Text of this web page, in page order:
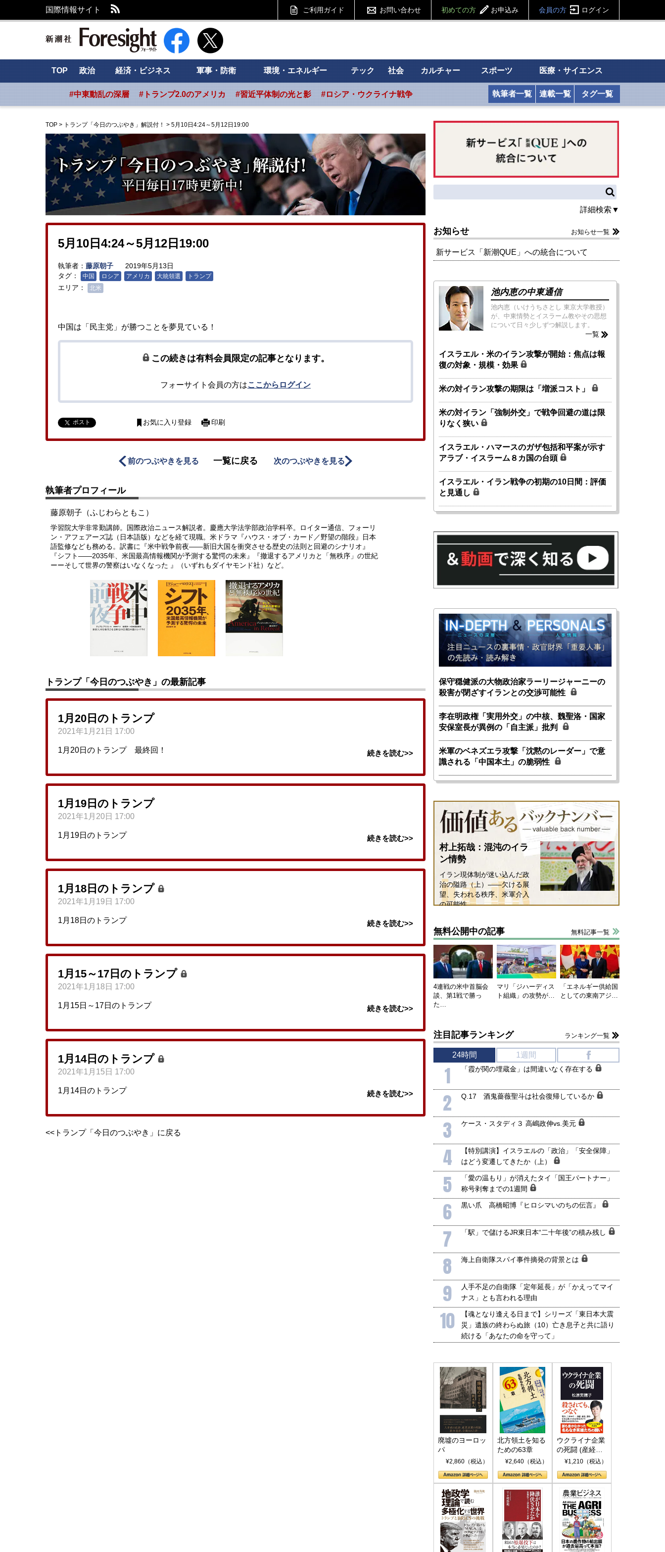
国際情報サイト ご利用ガイド お問い合わせ 初めての方 お申込み 会員の方 ログイン
新潮社 Foresight フォーサイト
TOP 政治 経済・ビジネス 軍事・防衛 環境・エネルギー テック 社会 カルチャー スポーツ 医療・サイエンス
#中東動乱の深層 #トランプ2.0のアメリカ #習近平体制の光と影 #ロシア・ウクライナ戦争 執筆者一覧 連載一覧 タグ一覧
TOP > トランプ「今日のつぶやき」解説付！ > 5月10日4:24～5月12日19:00
5月10日4:24～5月12日19:00
執筆者： 藤原朝子
2019年5月13日
タグ：
中国 ロシア アメリカ 大統領選 トランプ
エリア： 北米
中国は「民主党」が勝つことを夢見ている！
この続きは有料会員限定の記事となります。
フォーサイト会員の方はここからログイン
ポスト お気に入り登録 印刷
前のつぶやきを見る 一覧に戻る 次のつぶやきを見る
執筆者プロフィール
藤原朝子（ふじわらともこ）
学習院大学非常勤講師。国際政治ニュース解説者。慶應大学法学部政治学科卒。ロイター通信、フォーリ
ン・アフェアーズ誌（日本語版）などを経て現職。米ドラマ『ハウス・オブ・カード／野望の階段』日本
語監修なども務める。訳書に『米中戦争前夜――新旧大国を衝突させる歴史の法則と回避のシナリオ』
『シフト――2035年、米国最高情報機関が予測する驚愕の未来』『撤退するアメリカと「無秩序」の世紀
ーーそして世界の警察はいなくなった 』（いずれもダイヤモンド社）など。
トランプ「今日のつぶやき」の最新記事
1月20日のトランプ
2021年1月21日 17:00
1月20日のトランプ 最終回！ 続きを読む>>
1月19日のトランプ
2021年1月20日 17:00
1月19日のトランプ 続きを読む>>
1月18日のトランプ
2021年1月19日 17:00
1月18日のトランプ 続きを読む>>
1月15～17日のトランプ
2021年1月18日 17:00
1月15日～17日のトランプ 続きを読む>>
1月14日のトランプ
2021年1月15日 17:00
1月14日のトランプ 続きを読む>>
<<トランプ「今日のつぶやき」に戻る
詳細検索▼
お知らせ お知らせ一覧
新サービス「新潮QUE」への統合について
池内恵の中東通信
池内恵（いけうちさとし 東京大学教授）
が、中東情勢とイスラーム教やその思想
について日々少しずつ解説します。
一覧
イスラエル・米のイラン攻撃が開始：焦点は報
復の対象・規模・効果
米の対イラン攻撃の期限は「増派コスト」
米の対イラン「強制外交」で戦争回避の道は限
りなく狭い
イスラエル・ハマースのガザ包括和平案が示す
アラブ・イスラーム８カ国の台頭
イスラエル・イラン戦争の初期の10日間：評価
と見通し
保守穏健派の大物政治家ラーリージャーニーの
殺害が閉ざすイランとの交渉可能性
李在明政権「実用外交」の中核、魏聖洛・国家
安保室長が異例の「自主派」批判
米軍のベネズエラ攻撃「沈黙のレーダー」で意
識される「中国本土」の脆弱性
村上拓哉：混沌のイラ
ン情勢
イラン現体制が迷い込んだ政
治の隘路（上）――欠ける展
望、失われる秩序、米軍介入
の可能性
無料公開中の記事 無料記事一覧
4連戦の米中首脳会
談、第1戦で勝っ
た…
マリ「ジハーディス
ト組織」の攻勢が…
「エネルギー供給国
としての東南アジ…
注目記事ランキング ランキング一覧
24時間 1週間
1 「霞が関の埋蔵金」は間違いなく存在する
2 Q.17 酒鬼薔薇聖斗は社会復帰しているか
3 ケース・スタディ３ 高嶋政伸vs.美元
4
【特別講演】イスラエルの「政治」「安全保障」
はどう変遷してきたか（上）
5
「愛の温もり」が消えたタイ「国王パートナー」
称号剥奪までの1週間
6 黒い爪 高橋昭博『ヒロシマいのちの伝言』
7 「駅」で儲けるJR東日本“二十年後”の積み残し
8 海上自衛隊スパイ事件摘発の背景とは
9
人手不足の自衛隊「定年延長」が「かえってマイ
ナス」とも言われる理由
10
【魂となり逢える日まで】シリーズ「東日本大震
災」遺族の終わらぬ旅（10）亡き息子と共に語り
続ける「あなたの命を守って」
廃墟のヨーロッ
パ
¥2,860（税込）
北方領土を知る
ための63章
¥2,640（税込）
ウクライナ企業
の死闘 (産経セ
レクト S 039)
¥1,210（税込）